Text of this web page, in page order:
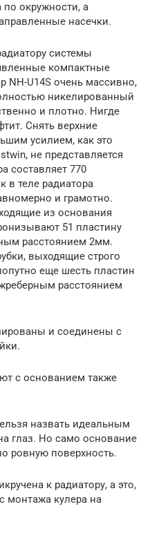
по окружности, а
насечки.
системы
компактные
NH-U14S очень массивно,
никелированный
и плотно. Нигде
Снять верхние
усилием, как это
не представляется
составляет 770
в теле радиатора
и грамотно.
из основания
51 пластину
расстоянием 2мм.
выходящие строго
еще шесть пластин
расстоянием
и соединены с
с основанием также
назвать идеальным
глаз. Но само основание
ровную поверхность.
к радиатору, а это,
монтажа кулера на